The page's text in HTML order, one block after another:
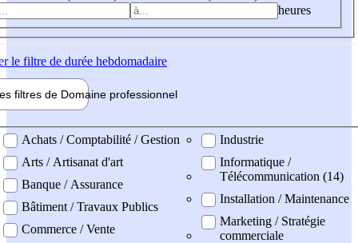
heures
le filtre de durée hebdomadaire
filtres de Domaine professionnel
professionel
Achats / Comptabilité / Gestion
Arts / Artisanat d'art
Banque / Assurance
Bâtiment / Travaux Publics
Commerce / Vente
Industrie
Informatique /
Télécommunication (14)
Installation / Maintenance
Marketing / Stratégie
commerciale